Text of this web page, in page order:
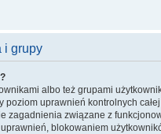
i grupy
albo też grupami
poziom uprawnień kontrolnych
zagadnienia związane z
blokowaniem